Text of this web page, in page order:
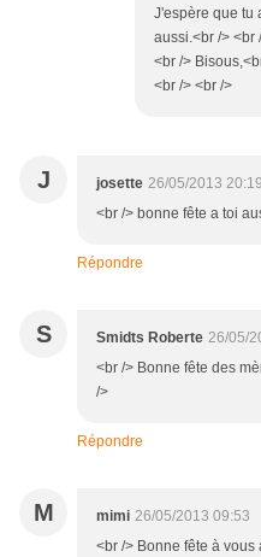
J'espère que tu
aussi.<br /> <br
<br />
<br /> <br />
J josette 26/05/2013 20:19
<br /> bonne fête a toi
Répondre
S Smidts Roberte 26/05/
<br /> Bonne fête des
/>
Répondre
M mimi 26/05/2013 09:53
<br /> Bonne fête à